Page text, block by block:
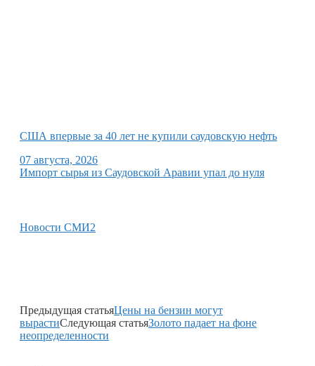
США впервые за 40 лет не купили саудовскую нефть
07 августа, 2026
Импорт сырья из Саудовской Аравии упал до нуля
Новости СМИ2
Предыдущая статьяЦены на бензин могут
вырастиСледующая статьяЗолото падает на фоне
неопределенности